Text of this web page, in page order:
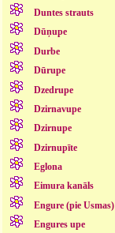
Duntes strauts
Dūņupe
Durbe
Dūrupe
Dzedrupe
Dzirnavupe
Dzirnupe
Dzirnupīte
Eglona
Eimura kanāls
Engure (pie Usmas)
Engures upe